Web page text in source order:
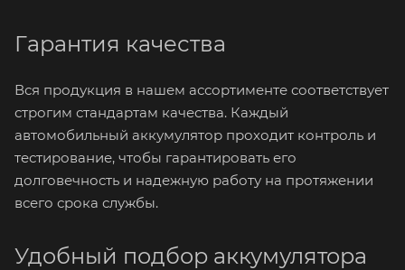
Гарантия качества
Вся продукция в нашем ассортименте соответствует
строгим стандартам качества. Каждый
автомобильный аккумулятор проходит контроль и
тестирование, чтобы гарантировать его
долговечность и надежную работу на протяжении
всего срока службы.
Удобный подбор аккумулятора